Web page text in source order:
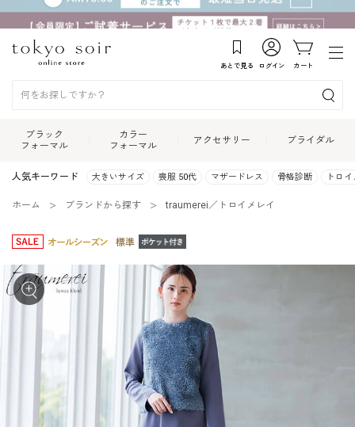
あとで見る ログイン カート
ブラック
フォーマル
カラー
フォーマル
アクセサリー ブライダル
人気キーワード 大きいサイズ 喪服 50代 マザードレス 骨格診断 トロ
ホーム ブランドから探す traumerei／トロイメレイ